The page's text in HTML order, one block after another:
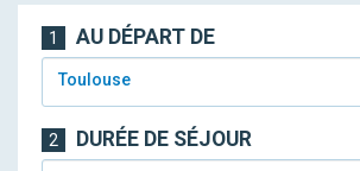
1 AU DÉPART DE
Toulouse
2 DURÉE DE SÉJOUR